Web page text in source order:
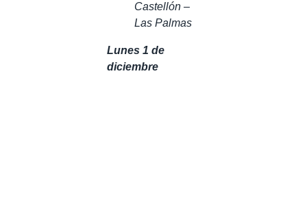
Castellón –
Las Palmas
Lunes 1 de
diciembre